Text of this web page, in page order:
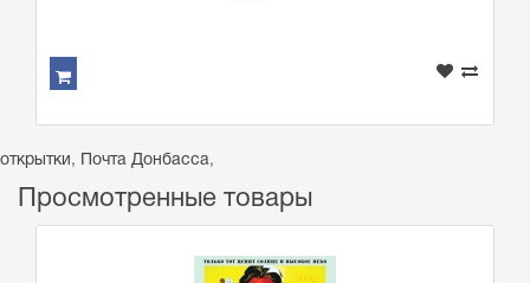
открытки, Почта Донбасса,
Просмотренные товары